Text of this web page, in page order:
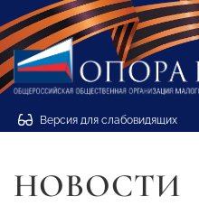
Версия для слабовидящих
НОВОСТИ